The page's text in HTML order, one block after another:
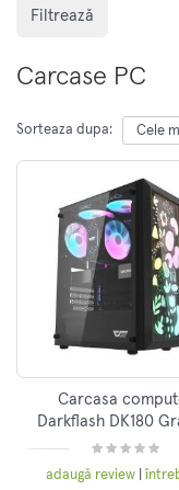
Filtrează
Carcase PC
Sorteaza dupa:
Carcasa
Darkflash DK180
negru
adaugă review |